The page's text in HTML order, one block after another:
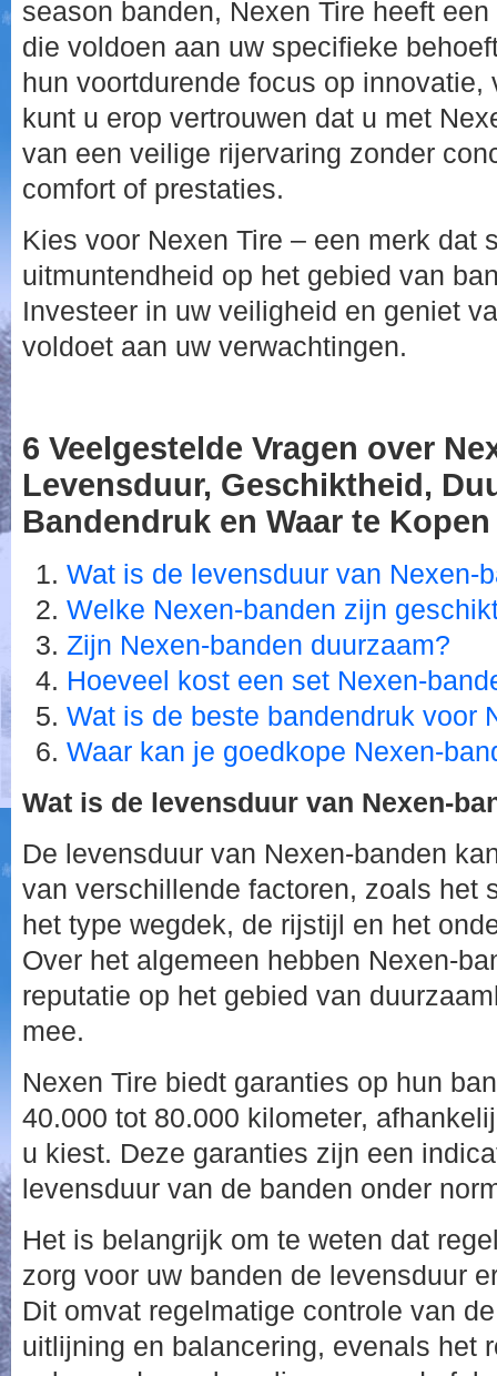
season banden, Nexen Tire heeft
die voldoen aan uw specifieke
hun voortdurende focus op
kunt u erop vertrouwen dat u met
van een veilige rijervaring zonder
comfort of prestaties.
Kies voor Nexen Tire – een merk dat
uitmuntendheid op het gebied van
Investeer in uw veiligheid en geniet
voldoet aan uw verwachtingen.
6 Veelgestelde Vragen over
Levensduur, Geschiktheid,
Bandendruk en Waar te Kopen
Wat is de levensduur van Nexen-
Welke Nexen-banden zijn
Zijn Nexen-banden duurzaam?
Hoeveel kost een set Nexen-
Wat is de beste bandendruk voor
Waar kan je goedkope Nexen-
Wat is de levensduur van Nexen-
De levensduur van Nexen-banden
van verschillende factoren, zoals het
het type wegdek, de rijstijl en het
Over het algemeen hebben Nexen-
reputatie op het gebied van
mee.
Nexen Tire biedt garanties op hun
40.000 tot 80.000 kilometer,
u kiest. Deze garanties zijn een
levensduur van de banden onder
Het is belangrijk om te weten dat
zorg voor uw banden de levensduur
Dit omvat regelmatige controle van
uitlijning en balancering, evenals het